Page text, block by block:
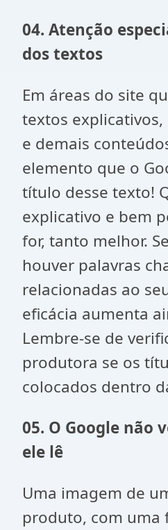
04. Atenção
dos textos
Em áreas do site
textos
e demais
elemento que o
título desse texto!
explicativo e bem
for, tanto melhor.
houver palavras
relacionadas ao
eficácia aumenta
Lembre-se de
produtora se os
colocados dentro
05. O Google não
ele lê
Uma imagem de
produto, com uma